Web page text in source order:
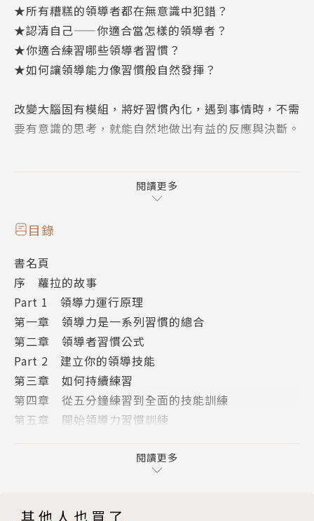
★所有糟糕的領導者都在無意識中犯錯？
★認清自己——你適合當怎樣的領導者？
★你適合練習哪些領導者習慣？
★如何讓領導能力像習慣般自然發揮？
改變大腦固有模組，將好習慣內化，遇到事情時，不需
要有意識的思考，就能自然地做出有益的反應與決斷。
的習慣，依此設計出5分鐘行為練習，透過「有意識的
練習」，養成簡單的關鍵習慣，產生自動行為，自然能
做出高效的領導技能，讓人真正脫胎換骨，成為強有力
每天練習5分鐘，打造習慣性的行為鏈，徹底改變自身
行為模式！
成為一個成功領導者的公式是什麼？是一連串的習慣：
【2種導向】你比較在意任務優先，高效完成工作，還
是關注在人際關係，強調與人建立良好互動？
【6大性格特徵】好奇心、有組織性、有關懷心、外
向、有抱負、適應力——這些架構了領導能力，將舊習
閱讀更多
目錄
書名頁
序 蘿拉的故事
Part 1 領導力運行原理
第一章 領導力是一系列習慣的總合
第二章 領導者習慣公式
Part 2 建立你的領導技能
第三章 如何持續練習
第四章 從五分鐘練習到全面的技能訓練
第五章 開始領導力習慣訓練
技能3：妥善委派任務
閱讀更多
其他人也買了